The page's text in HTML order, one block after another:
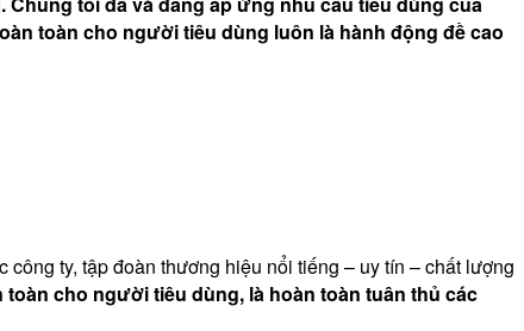
toàn cho người tiêu dùng luôn là hành động đề cao
ty, tập đoàn thương hiệu nổi tiếng – uy tín – chất lượng
toàn cho người tiêu dùng, là hoàn toàn tuân thủ các